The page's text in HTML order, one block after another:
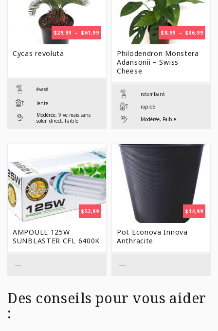
$29,99 – $ 61,99PLAGE
DE
Cycas revoluta
évasé
lente
Modérée, Vive mais sans
soleil direct, Faible
$ 8,99 – $36,99
DE
Philodendron Monstera
Adansonii – Swiss
Cheese
retombant
rapide
Modérée, Faible
$ 52,99
AMPOULE 125W
SUNBLASTER CFL 6400K
—
$ 14,99
Pot Econova Innova
Anthracite
—
Des conseils pour vous aider
: